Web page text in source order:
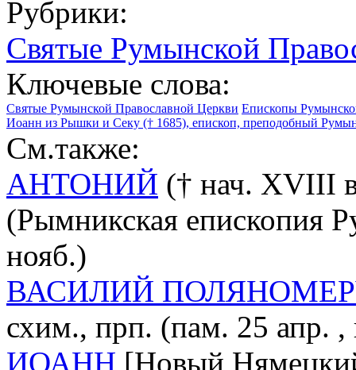
Рубрики:
Святые Румынской
Ключевые слова:
Святые Румынской Православной Церкви Епископы
Иоанн из Рышки и Секу († 1685), епископ, преподобный
См.также:
АНТОНИЙ († нач. XVIII
(Рымникская епископия
нояб.)
ВАСИЛИЙ
схим., прп. (пам. 25 апр.
ИОАНН [Новый